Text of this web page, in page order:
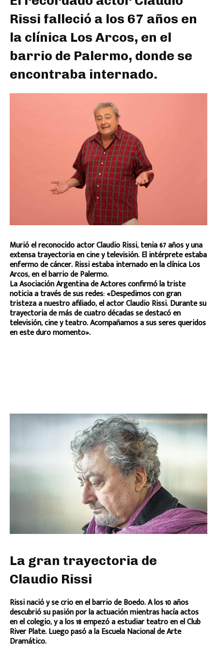
Rissi falleció a los 67 años en
la clínica Los Arcos, en el
barrio de Palermo, donde se
encontraba internado.
Murió el reconocido actor Claudio Rissi, tenia 67 años y una
extensa trayectoria en cine y televisión. El intérprete estaba
enfermo de cáncer. Rissi estaba internado en la clínica Los
Arcos, en el barrio de Palermo.
La Asociación Argentina de Actores confirmó la triste
noticia a través de sus redes: «Despedimos con gran
tristeza a nuestro afiliado, el actor Claudio Rissi. Durante su
trayectoria de más de cuatro décadas se destacó en
televisión, cine y teatro. Acompañamos a sus seres queridos
en este duro momento».
La gran trayectoria de
Claudio Rissi
Rissi nació y se crio en el barrio de Boedo. A los 10 años
descubrió su pasión por la actuación mientras hacía actos
en el colegio, y a los 18 empezó a estudiar teatro en el Club
River Plate. Luego pasó a la Escuela Nacional de Arte
Dramático.